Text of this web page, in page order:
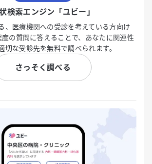
検索エンジン「ユビー」
、医療機関への受診を考えている方向け
の質問に答えることで、あなたに関連性
切な受診先を無料で調べられます。
さっそく調べる